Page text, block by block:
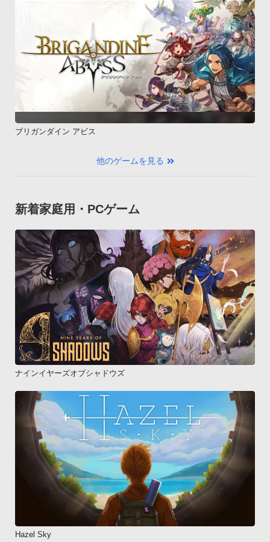
ブリガンダイン アビス
他のゲームを見る
新着家庭用・PCゲーム
ナインイヤーズオブシャドウズ
Hazel Sky